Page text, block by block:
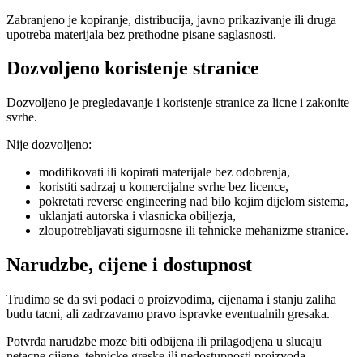
Zabranjeno je kopiranje, distribucija, javno prikazivanje ili druga
upotreba materijala bez prethodne pisane saglasnosti.
Dozvoljeno koristenje stranice
Dozvoljeno je pregledavanje i koristenje stranice za licne i zakonite
svrhe.
Nije dozvoljeno:
modifikovati ili kopirati materijale bez odobrenja,
koristiti sadrzaj u komercijalne svrhe bez licence,
pokretati reverse engineering nad bilo kojim dijelom sistema,
uklanjati autorska i vlasnicka obiljezja,
zloupotrebljavati sigurnosne ili tehnicke mehanizme stranice.
Narudzbe, cijene i dostupnost
Trudimo se da svi podaci o proizvodima, cijenama i stanju zaliha
budu tacni, ali zadrzavamo pravo ispravke eventualnih gresaka.
Potvrda narudzbe moze biti odbijena ili prilagodjena u slucaju